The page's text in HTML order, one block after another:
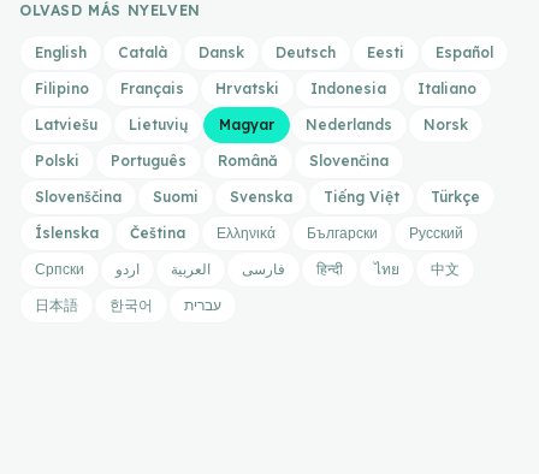
OLVASD MÁS NYELVEN
English Català Dansk Deutsch Eesti
Español
Filipino
Français Hrvatski Indonesia
Italiano
Latviešu
Lietuvių Magyar Nederlands
Norsk
Polski
Português Română
Slovenčina
Slovenščina
Suomi Svenska Tiếng Việt
Türkçe
Íslenska
Čeština Ελληνικά Български
Русский
Српски
اردو العربية فارسی हिन्दी ไทย
中文
日本語
한국어 עברית